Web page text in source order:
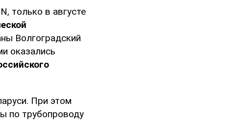
только в августе
Волгоградский
оказались
При этом
по трубопроводу